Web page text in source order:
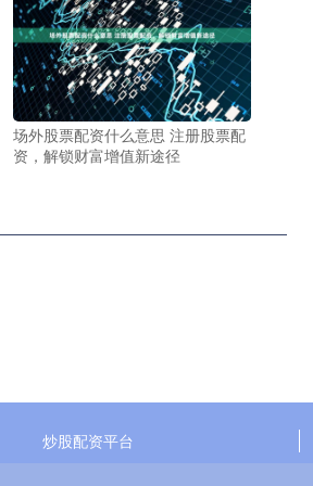
场外股票配资什么意思 注册股票配
资，解锁财富增值新途径
炒股配资平台